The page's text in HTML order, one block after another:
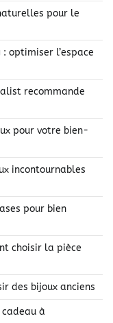
pour le
optimiser l’espace
recommande
pour votre bien-
incontournables
pour bien
choisir la pièce
des bijoux anciens
cadeau à